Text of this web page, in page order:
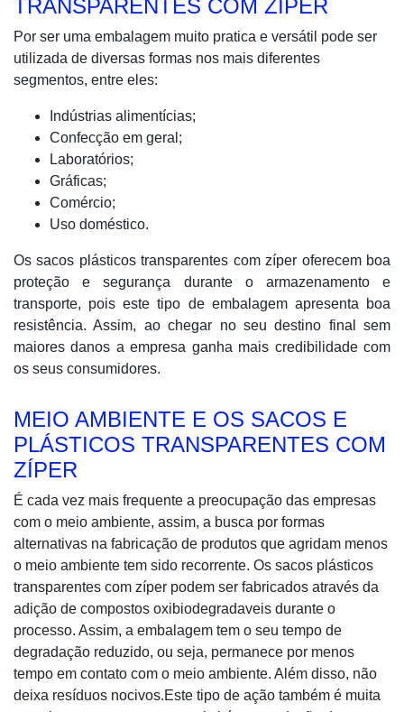
TRANSPARENTES COM ZÍPER
Por ser uma embalagem muito pratica e versátil pode ser
utilizada de diversas formas nos mais diferentes
segmentos, entre eles:
Indústrias alimentícias;
Confecção em geral;
Laboratórios;
Gráficas;
Comércio;
Uso doméstico.
Os sacos plásticos transparentes com zíper oferecem boa
proteção e segurança durante o armazenamento e
transporte, pois este tipo de embalagem apresenta boa
resistência. Assim, ao chegar no seu destino final sem
maiores danos a empresa ganha mais credibilidade com
os seus consumidores.
MEIO AMBIENTE E OS SACOS E
PLÁSTICOS TRANSPARENTES COM
ZÍPER
É cada vez mais frequente a preocupação das empresas
com o meio ambiente, assim, a busca por formas
alternativas na fabricação de produtos que agridam menos
o meio ambiente tem sido recorrente. Os sacos plásticos
transparentes com zíper podem ser fabricados através da
adição de compostos oxibiodegradaveis durante o
processo. Assim, a embalagem tem o seu tempo de
degradação reduzido, ou seja, permanece por menos
tempo em contato com o meio ambiente. Além disso, não
deixa resíduos nocivos.Este tipo de ação também é muita